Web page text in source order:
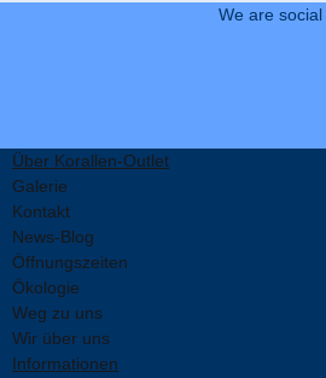
We are social
Über Korallen-Outlet
Galerie
Kontakt
News-Blog
Öffnungszeiten
Ökologie
Weg zu uns
Wir über uns
Informationen